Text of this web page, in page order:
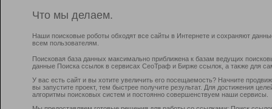
Что мы делаем.
Наши поисковые роботы обходят все сайты в Интернете и сохраняют
всем пользователям.
Поисковая база данных максимально приближена к базам ведущих
данные Поиска ссылок в сервисах СеоТраф и Бирже ссылок, а также для
У вас есть сайт и вы хотите увеличить его посещаемость? Начните
вы запустите проект, тем быстрее получите результат. Для достижения
алгоритмы поисковых систем и постоянно совершенствуем наши сервисы.